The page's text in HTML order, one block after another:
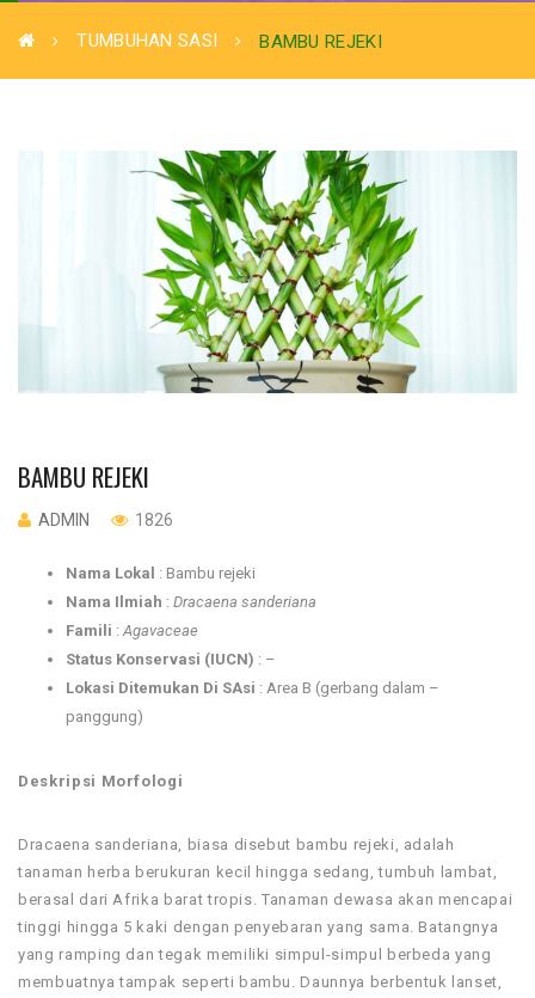
TUMBUHAN SASI BAMBU REJEKI
BAMBU REJEKI
ADMIN 1826
Nama Lokal : Bambu rejeki
Nama Ilmiah : Dracaena sanderiana
Famili : Agavaceae
Status Konservasi (IUCN) : –
Lokasi Ditemukan Di SAsi : Area B (gerbang dalam –
panggung)
Deskripsi Morfologi
Dracaena sanderiana, biasa disebut bambu rejeki, adalah
tanaman herba berukuran kecil hingga sedang, tumbuh lambat,
berasal dari Afrika barat tropis. Tanaman dewasa akan mencapai
tinggi hingga 5 kaki dengan penyebaran yang sama. Batangnya
yang ramping dan tegak memiliki simpul-simpul berbeda yang
membuatnya tampak seperti bambu. Daunnya berbentuk lanset,